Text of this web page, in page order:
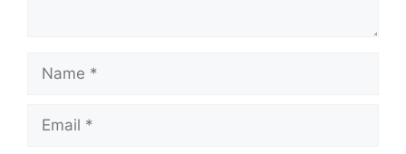
Name
Email